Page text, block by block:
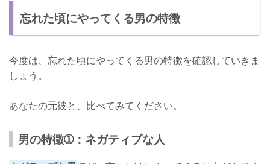
忘れた頃にやってくる男の特徴
今度は、忘れた頃にやってくる男の特徴を確認していきま
しょう。
あなたの元彼と、比べてみてください。
男の特徴➀：ネガティブな人